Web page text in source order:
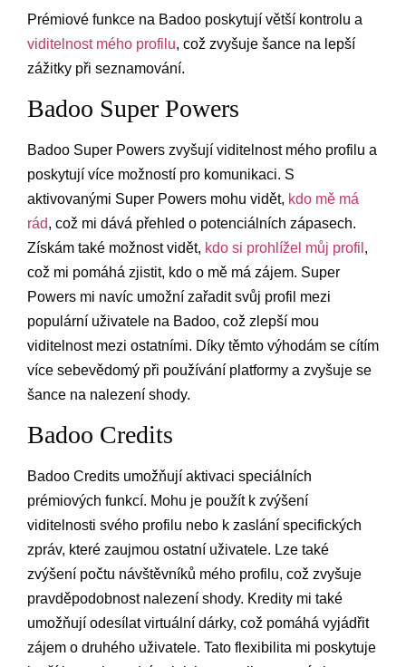
Prémiové funkce na Badoo poskytují větší kontrolu a
viditelnost mého profilu, což zvyšuje šance na lepší
zážitky při seznamování.
Badoo Super Powers
Badoo Super Powers zvyšují viditelnost mého profilu a
poskytují více možností pro komunikaci. S
aktivovanými Super Powers mohu vidět, kdo mě má
rád, což mi dává přehled o potenciálních zápasech.
Získám také možnost vidět, kdo si prohlížel můj profil ,
což mi pomáhá zjistit, kdo o mě má zájem. Super
Powers mi navíc umožní zařadit svůj profil mezi
populární uživatele na Badoo, což zlepší mou
viditelnost mezi ostatními. Díky těmto výhodám se cítím
více sebevědomý při používání platformy a zvyšuje se
šance na nalezení shody.
Badoo Credits
Badoo Credits umožňují aktivaci speciálních
prémiových funkcí. Mohu je použít k zvýšení
viditelnosti svého profilu nebo k zaslání specifických
zpráv, které zaujmou ostatní uživatele. Lze také
zvýšení počtu návštěvníků mého profilu, což zvyšuje
pravděpodobnost nalezení shody. Kredity mi také
umožňují odesílat virtuální dárky, což pomáhá vyjádřit
zájem o druhého uživatele. Tato flexibilita mi poskytuje